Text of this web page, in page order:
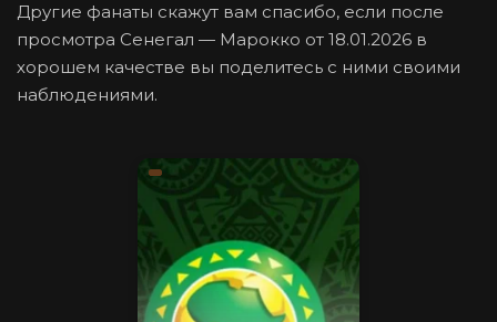
Другие фанаты скажут вам спасибо, если после
просмотра Сенегал — Марокко от 18.01.2026 в
хорошем качестве вы поделитесь с ними своими
наблюдениями.